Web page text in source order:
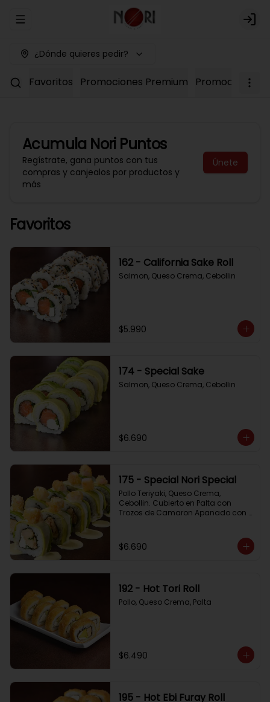
Abrir menu de navegación Login
¿Dónde quieres pedir?
Favoritos Promociones Premium Promociones
Acumula Nori Puntos
Regístrate, gana puntos con tus
compras y canjealos por productos y
más
Únete
Favoritos
162 - California Sake Roll
Salmon, Queso Crema, Cebollin
$5.990
174 - Special Sake
Salmon, Queso Crema, Cebollin
$6.690
175 - Special Nori Special
Pollo Teriyaki, Queso Crema,
Cebollin. Cubierto en Palta con
Trozos de Camaron Apanado con
$6.690
192 - Hot Tori Roll
Pollo, Queso Crema, Palta
$6.490
195 - Hot Ebi Furay Roll